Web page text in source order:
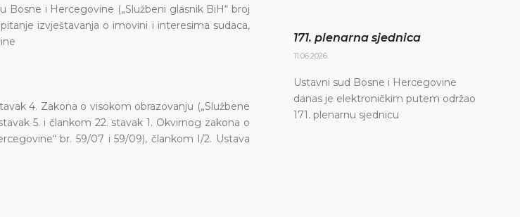
i Hercegovine („Službeni glasnik BiH“ broj
izvještavanja o imovini i interesima sudaca,
4. Zakona o visokom obrazovanju („Službene
5. i člankom 22. stavak 1. Okvirnog zakona o
br. 59/07 i 59/09), člankom I/2. Ustava
171. plenarna sjednica
11.06.2026.
Ustavni sud Bosne i Hercegovine
danas je elektroničkim putem održao
171. plenarnu sjednicu